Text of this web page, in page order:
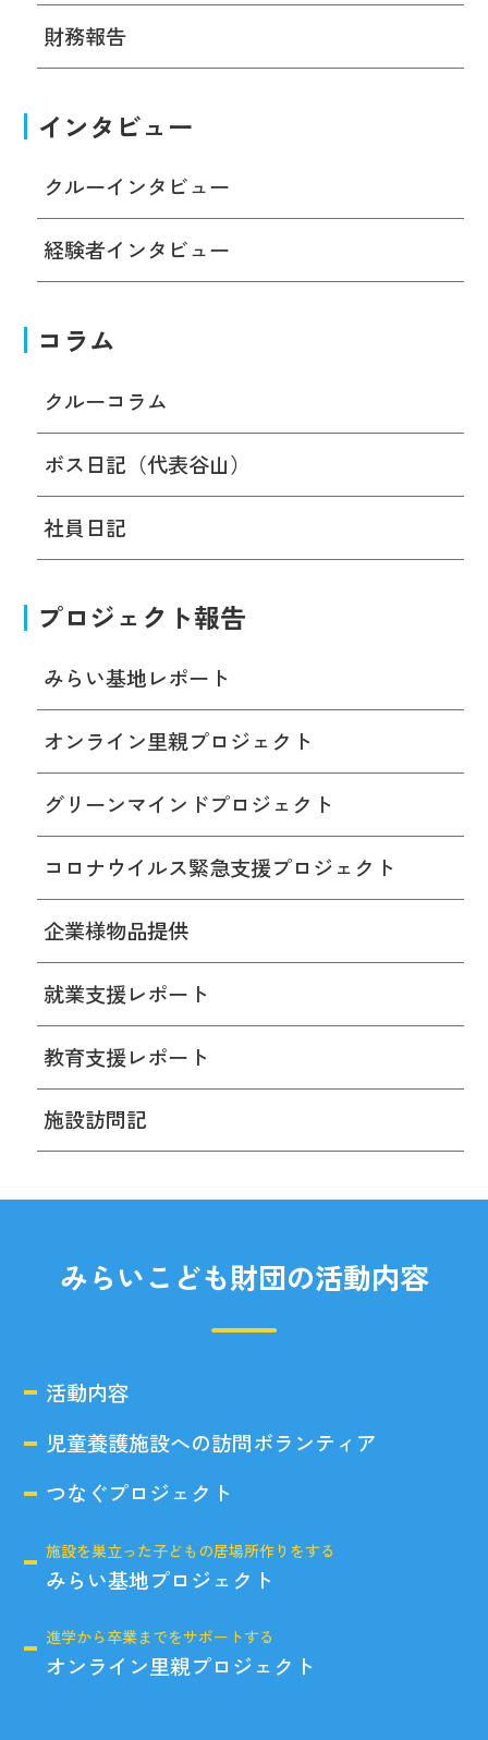
財務報告
インタビュー
クルーインタビュー
経験者インタビュー
コラム
クルーコラム
ボス日記（代表谷山）
社員日記
プロジェクト報告
みらい基地レポート
オンライン里親プロジェクト
グリーンマインドプロジェクト
コロナウイルス緊急支援プロジェクト
企業様物品提供
就業支援レポート
教育支援レポート
施設訪問記
みらいこども財団の活動内容
活動内容
児童養護施設への訪問ボランティア
つなぐプロジェクト
施設を巣立った子どもの居場所作りをする
みらい基地プロジェクト
進学から卒業までをサポートする
オンライン里親プロジェクト